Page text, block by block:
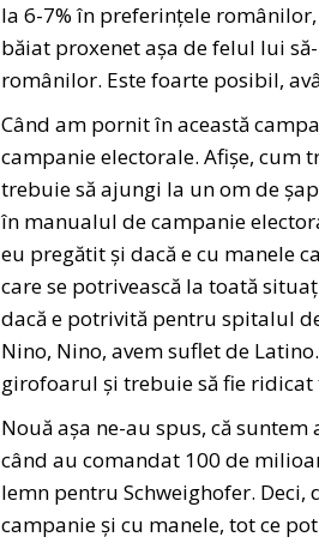
la 6-7% în preferințele
băiat proxenet așa de felul lui
românilor. Este foarte posibil,
Când am pornit în această
campanie electorale. Afișe, cum
trebuie să ajungi la un om de
în manualul de campanie
eu pregătit și dacă e cu manele
care se potrivească la toată
dacă e potrivită pentru spitalul
Nino, Nino, avem suflet de
girofoarul și trebuie să fie
Nouă așa ne-au spus, că
când au comandat 100 de
lemn pentru Schweighofer.
campanie și cu manele, tot ce